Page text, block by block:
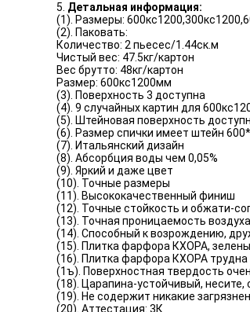
5. Детальная информация:
(1). Размеры:
(2). Паковать:
Количество: 2 пьесес/1.44ск.м
Чистый вес: 47.5кг/картон
Вес брутто: 48кг/картон
Размер: 600кс1200мм
(3). Поверхность 3 доступна
(4). 9 случайных картин для
(5). Штейновая поверхность
(6). Размер спички имеет штейн
(7). Итальянский дизайн
(8). Абсорбция воды чем 0,05%
(9). Яркий и даже цвет
(10). Точные размеры
(11). Высококачественный финиш
(12). Точные стойкость и обжати-
(13). Точная проницаемость воздуха
(14). Способный к возрождению,
(15). Плитка фарфора КХОРА,
(16). Плитка фарфора КХОРА трудна
(1ъ). Поверхностная твердость
(18). Царапина-устойчивый,
(19). Не содержит никакие
(20). Аттестация: 3К